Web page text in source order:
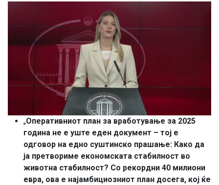
„Оперативниот план за вработување за 2025
година не е уште еден документ – тој е
одговор на едно суштинско прашање: Како да
ја претвориме економската стабилност во
животна стабилност? Со рекордни 40 милиони
евра, ова е најамбициозниот план досега, кој ќе